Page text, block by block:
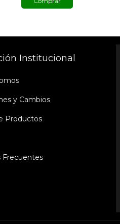
Institucional
y Cambios
Productos
Frecuentes